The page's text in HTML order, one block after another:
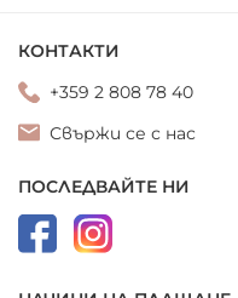
КОНТАКТИ
+359 2 808 78 40
Свържи се с нас
ПОСЛЕДВАЙТЕ НИ